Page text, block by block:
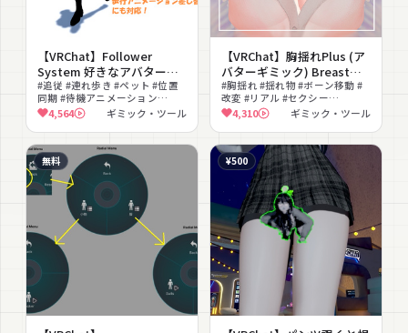
【VRChat】Follower
System 好きなアバターを
連れ歩けるシステム
#追従 #連れ歩き #ペット #位置
同期 #待機アニメーション
#FinalIK #撮影向け #おでかけ #
追従ギミック
4,564 ギミック・ツール
【VRChat】胸揺れPlus (ア
バターギミック) Breast
Physics Plus
#胸揺れ #揺れ物 #ボーン移動 #
改変 #リアル #セクシー
#PhysBone対応 #調整
4,310 ギミック・ツール
無料 ¥500